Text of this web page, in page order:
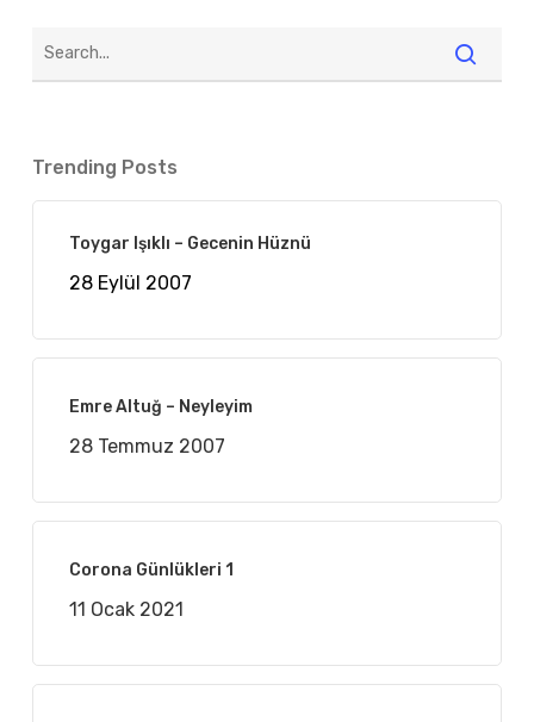
Trending Posts
Toygar Işıklı – Gecenin Hüznü
28 Eylül 2007
Emre Altuğ – Neyleyim
28 Temmuz 2007
Corona Günlükleri 1
11 Ocak 2021